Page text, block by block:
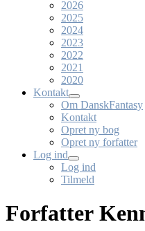
2026
2025
2024
2023
2022
2021
2020
Kontakt
Om DanskFantasy
Kontakt
Opret ny bog
Opret ny forfatter
Log ind
Log ind
Tilmeld
Forfatter